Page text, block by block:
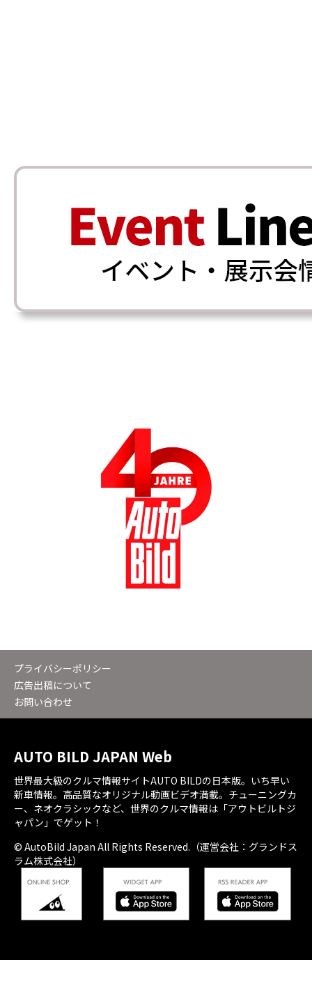
プライバシーポリシー
広告出稿について
お問い合わせ
AUTO BILD JAPAN Web
世界最大級のクルマ情報サイトAUTO BILDの日本版。いち早い
新車情報。高品質なオリジナル動画ビデオ満載。チューニングカ
ー、ネオクラシックなど、世界のクルマ情報は「アウトビルトジ
ャパン」でゲット！
© AutoBild Japan All Rights Reserved.（運営会社：グランドス
ラム株式会社）